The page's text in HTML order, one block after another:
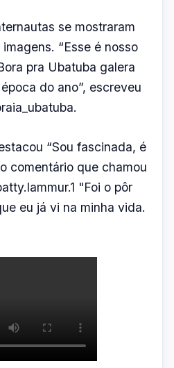
se mostraram
“Esse é nosso
pra Ubatuba galera
do ano”, escreveu
“Sou fascinada, é
comentário que chamou
"Foi o pôr
eu já vi na minha vida.